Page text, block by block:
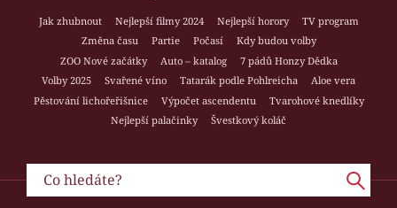
Jak zhubnout Nejlepší filmy 2024 Nejlepší horory
TV program
Změna času
Partie Počasí
Kdy budou volby
ZOO Nové začátky
Auto – katalog
7 pádů Honzy Dědka
Volby 2025
Svařené víno Tatarák podle Pohlreicha
Aloe vera
Pěstování lichořeřišnice
Výpočet ascendentu
Tvarohové knedlíky
Nejlepší palačinky
Švestkový koláč